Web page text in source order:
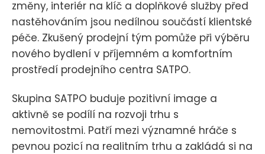
změny, interiér na klíč a doplňkové služby před
nastěhováním jsou nedílnou součástí klientské
péče. Zkušený prodejní tým pomůže při výběru
nového bydlení v příjemném a komfortním
prostředí prodejního centra SATPO.
Skupina SATPO buduje pozitivní image a
aktivně se podílí na rozvoji trhu s
nemovitostmi. Patří mezi významné hráče s
pevnou pozicí na realitním trhu a zakládá si na